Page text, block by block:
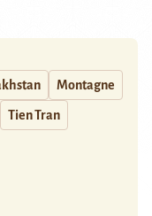
Montagne
Tien Tran